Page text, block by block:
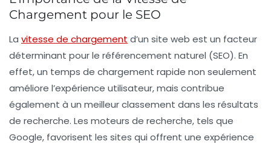
Chargement pour le SEO
La vitesse de chargement d’un site web est un facteur
déterminant pour le référencement naturel (SEO). En
effet, un temps de chargement rapide non seulement
améliore l’expérience utilisateur, mais contribue
également à un meilleur classement dans les résultats
de recherche. Les moteurs de recherche, tels que
Google, favorisent les sites qui offrent une expérience